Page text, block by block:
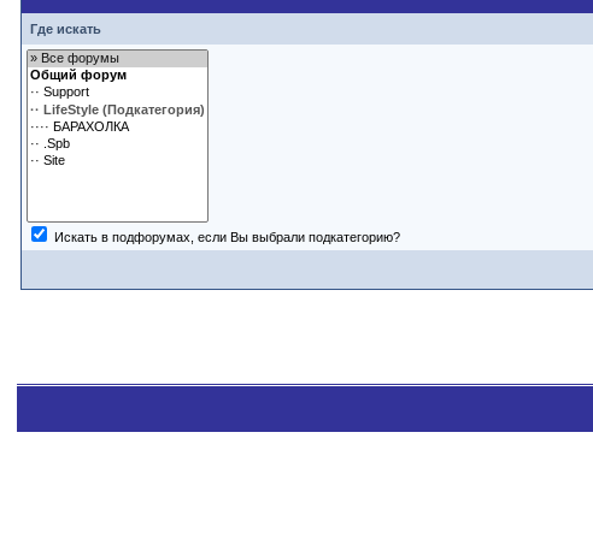
Где искать
Искать в подфорумах, если Вы выбрали подкатегорию?